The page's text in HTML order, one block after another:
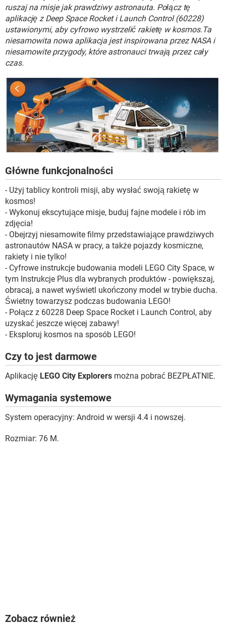
WINDOWS 10
ruszaj na misje jak prawdziwy astronauta. Połącz tę
aplikację z Deep Space Rocket i Launch Control (60228)
ustawionymi, aby cyfrowo wystrzelić rakietę w kosmos.Ta
niesamowita nowa aplikacja jest inspirowana przez NASA i
niesamowite przygody, które astronauci trwają przez cały
czas.
Główne funkcjonalności
- Użyj tablicy kontroli misji, aby wysłać swoją rakietę w
kosmos!
- Wykonuj ekscytujące misje, buduj fajne modele i rób im
zdjęcia!
- Obejrzyj niesamowite filmy przedstawiające prawdziwych
astronautów NASA w pracy, a także pojazdy kosmiczne,
rakiety i nie tylko!
- Cyfrowe instrukcje budowania modeli LEGO City Space, w
tym Instrukcje Plus dla wybranych produktów - powiększaj,
obracaj, a nawet wyświetl ukończony model w trybie ducha.
Świetny towarzysz podczas budowania LEGO!
- Połącz z 60228 Deep Space Rocket i Launch Control, aby
uzyskać jeszcze więcej zabawy!
- Eksploruj kosmos na sposób LEGO!
Czy to jest darmowe
Aplikację LEGO City Explorers można pobrać BEZPŁATNIE.
Wymagania systemowe
System operacyjny: Android w wersji 4.4 i nowszej.
Rozmiar: 76 M.
Zobacz również